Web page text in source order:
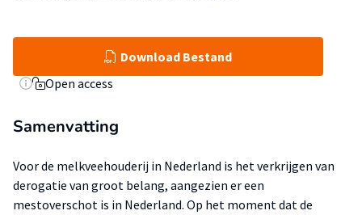
Download Bestand
Open access
Samenvatting
Voor de melkveehouderij in Nederland is het verkrijgen van
derogatie van groot belang, aangezien er een
mestoverschot is in Nederland. Op het moment dat de